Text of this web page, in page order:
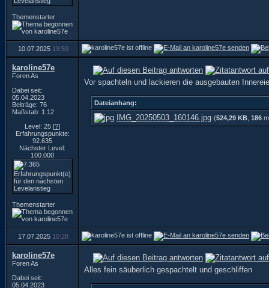
Themenstarter
10.07.2025 19:59
karoline57e
Foren As
Dabei seit:
05.04.2023
Beiträge: 76
Maßstab: 1:12
Level: 25 [?]
Erfahrungspunkte:
92.635
Nächster Level:
100.000
Themenstarter
Vor spachteln und lackieren die ausgebauten
Dateianhang:
IMG_20250503_160146.jpg (524,29 KB 186
17.07.2025 10:28
karoline57e
Foren As
Dabei seit:
05.04.2023
Alles fein säuberlich gespachtelt und geschliffen